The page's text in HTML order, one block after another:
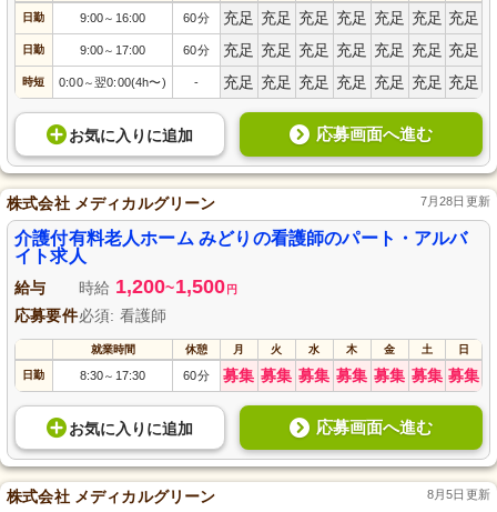
日勤 9:00～ 16:00 60分 充足 充足 充足 充足 充足 充足 充足
日勤 9:00～ 17:00 60分 充足 充足 充足 充足 充足 充足 充足
時短 0:00～翌0:00(4h〜) - 充足 充足 充足 充足 充足 充足 充足
お気に入り に追加 応募画面へ進む
株式会社 メディカルグリーン 7月28日更新
介護付有料老人ホーム みどりの看護師のパート・アルバ
イト求人
給与 時給 1,200~1,500 円
応募要件必須: 看護師
就業時間 休憩 月 火 水 木 金 土 日
日勤 8:30～ 17:30 60分 募集 募集 募集 募集 募集 募集 募集
お気に入り に追加 応募画面へ進む
株式会社 メディカルグリーン 8月5日更新